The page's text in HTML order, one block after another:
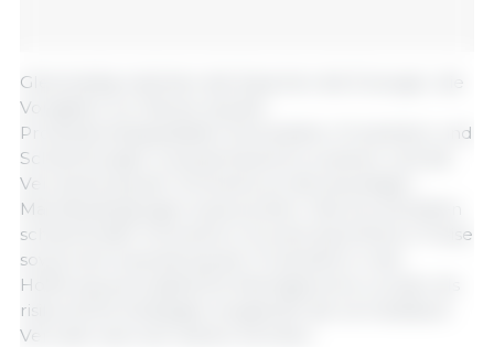
Gleichzeitig mahnten die Experten die Erzeuger, die
Vorgaben zur Steuerung der
Produktionskapazitäten einzuhalten, Produktion und
Schlachtungen vorausschauend zu planen und die
Vermarktung der Schweine an den jeweiligen
Marktbedingungen auszurichten. Das Zurückhalten
schlachtreifer Schweine in Erwartung höherer Preise
sowie eine Ausweitung der Produktion in der
Hoffnung auf zusätzliche Marktgewinne wurden als
risikoreiche Strategien eingestuft, die vermeidbare
Verluste nach sich ziehen könnten.